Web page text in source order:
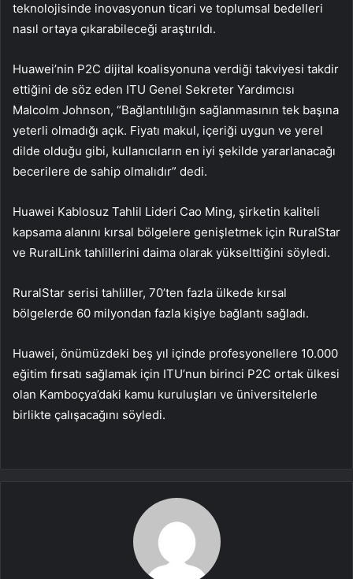
teknolojisinde inovasyonun ticari ve toplumsal bedelleri
nasıl ortaya çıkarabileceği araştırıldı.
Huawei’nin P2C dijital koalisyonuna verdiği takviyesi takdir
ettiğini de söz eden ITU Genel Sekreter Yardımcısı
Malcolm Johnson, “Bağlantılılığın sağlanmasının tek başına
yeterli olmadığı açık. Fiyatı makul, içeriği uygun ve yerel
dilde olduğu gibi, kullanıcıların en iyi şekilde yararlanacağı
becerilere de sahip olmalıdır” dedi.
Huawei Kablosuz Tahlil Lideri Cao Ming, şirketin kaliteli
kapsama alanını kırsal bölgelere genişletmek için RuralStar
ve RuralLink tahlillerini daima olarak yükselttiğini söyledi.
RuralStar serisi tahliller, 70’ten fazla ülkede kırsal
bölgelerde 60 milyondan fazla kişiye bağlantı sağladı.
Huawei, önümüzdeki beş yıl içinde profesyonellere 10.000
eğitim fırsatı sağlamak için ITU’nun birinci P2C ortak ülkesi
olan Kamboçya’daki kamu kuruluşları ve üniversitelerle
birlikte çalışacağını söyledi.